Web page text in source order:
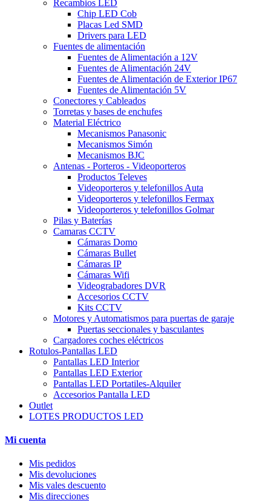
Recambios LED
Chip LED Cob
Placas Led SMD
Drivers para LED
Fuentes de alimentación
Fuentes de Alimentación a 12V
Fuentes de Alimentación 24V
Fuentes de Alimentación de Exterior IP67
Fuentes de Alimentación 5V
Conectores y Cableados
Torretas y bases de enchufes
Material Eléctrico
Mecanismos Panasonic
Mecanismos Simón
Mecanismos BJC
Antenas - Porteros - Videoporteros
Productos Televes
Videoporteros y telefonillos Auta
Videoporteros y telefonillos Fermax
Videoporteros y telefonillos Golmar
Pilas y Baterías
Camaras CCTV
Cámaras Domo
Cámaras Bullet
Cámaras IP
Cámaras Wifi
Videograbadores DVR
Accesorios CCTV
Kits CCTV
Motores y Automatismos para puertas de garaje
Puertas seccionales y basculantes
Cargadores coches eléctricos
Rotulos-Pantallas LED
Pantallas LED Interior
Pantallas LED Exterior
Pantallas LED Portatiles-Alquiler
Accesorios Pantalla LED
Outlet
LOTES PRODUCTOS LED
Mi cuenta
Mis pedidos
Mis devoluciones
Mis vales descuento
Mis direcciones